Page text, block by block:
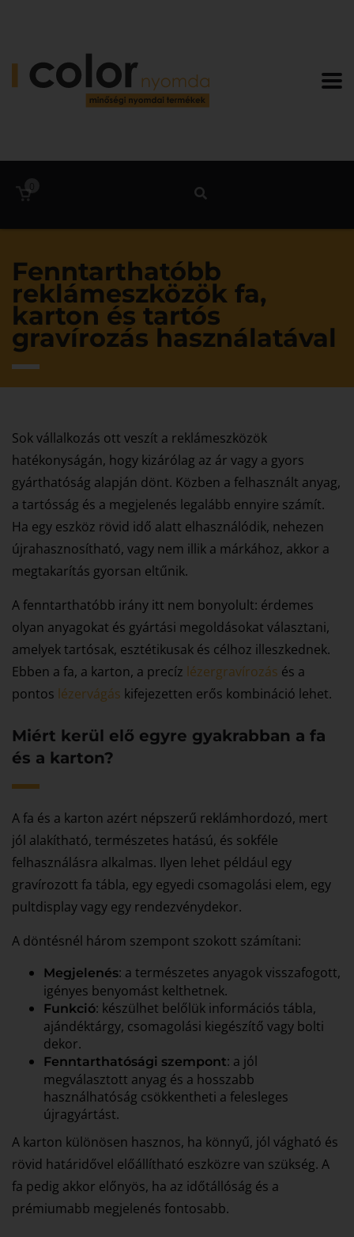
0
Fenntarthatóbb
reklámeszközök fa,
karton és tartós
gravírozás használatával
Sok vállalkozás ott veszít a reklámeszközök
hatékonyságán, hogy kizárólag az ár vagy a gyors
gyárthatóság alapján dönt. Közben a felhasznált anyag,
a tartósság és a megjelenés legalább ennyire számít.
Ha egy eszköz rövid idő alatt elhasználódik, nehezen
újrahasznosítható, vagy nem illik a márkához, akkor a
megtakarítás gyorsan eltűnik.
A fenntarthatóbb irány itt nem bonyolult: érdemes
olyan anyagokat és gyártási megoldásokat választani,
amelyek tartósak, esztétikusak és célhoz illeszkednek.
Ebben a fa, a karton, a precíz lézergravírozás és a
pontos lézervágás kifejezetten erős kombináció lehet.
Miért kerül elő egyre gyakrabban a fa
és a karton?
A fa és a karton azért népszerű reklámhordozó, mert
jól alakítható, természetes hatású, és sokféle
felhasználásra alkalmas. Ilyen lehet például egy
gravírozott fa tábla, egy egyedi csomagolási elem, egy
pultdisplay vagy egy rendezvénydekor.
A döntésnél három szempont szokott számítani:
Megjelenés: a természetes anyagok visszafogott,
igényes benyomást kelthetnek.
Funkció: készülhet belőlük információs tábla,
ajándéktárgy, csomagolási kiegészítő vagy bolti
dekor.
Fenntarthatósági szempont: a jól
megválasztott anyag és a hosszabb
használhatóság csökkentheti a felesleges
újragyártást.
A karton különösen hasznos, ha könnyű, jól vágható és
rövid határidővel előállítható eszközre van szükség. A
fa pedig akkor előnyös, ha az időtállóság és a
prémiumabb megjelenés fontosabb.